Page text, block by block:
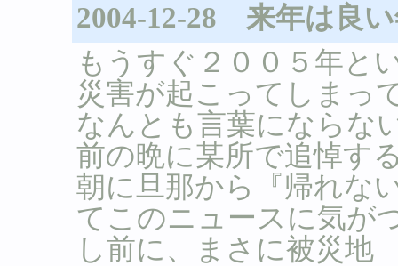
2004-12-28 来年は良
もうすぐ２００５年と
災害が起こってしまっ
なんとも言葉にならな
前の晩に某所で追悼す
朝に旦那から『帰れな
てこのニュースに気が
し前に、まさに被災地